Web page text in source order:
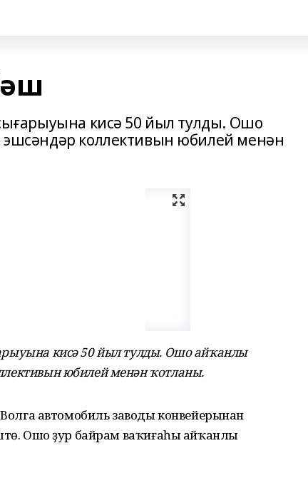
кисә 50 йыл тулды. Ошо
коллективын юбилей менән
кисә 50 йыл тулды. Ошо айҡанлы
юбилей менән ҡотланы.
автомобиль заводы конвейерынан
Ошо ҙур байрам ваҡиғаһы айҡанлы